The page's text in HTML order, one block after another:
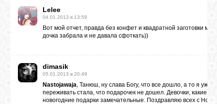
Lelee
04.01.2013 в 13:59
Вот мой отчет, правда без конфет и квадратной заготовки
дочка забрала и не давала сфоткать))
dimasik
05.01.2013 в 20:49
Nastojawaja, Танюш, ну слава Богу, что все дошло, а то я уже
переживать стала, что подарочек не дошел. Девочки, какие у
новогодние подарки замечательные. Поздравляю всех с